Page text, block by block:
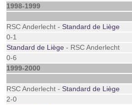
1998-1999
RSC Anderlecht -Standard de Liège
0-1
Standard de Liège - RSC Anderlecht
0-6
1999-2000
RSC Anderlecht -Standard de Liège
2-0